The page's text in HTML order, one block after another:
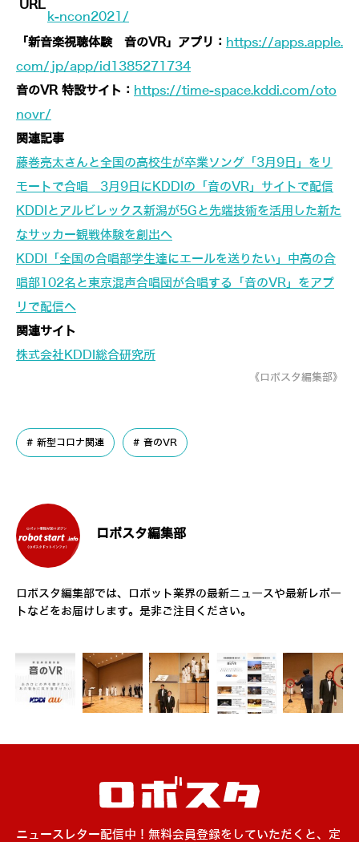
URL
k-ncon2021/
「新音楽視聴体験 音のVR」アプリ： https://apps.apple.
com/jp/app/id1385271734
音のVR 特設サイト： https://time-space.kddi.com/oto
novr/
関連記事
藤巻亮太さんと全国の高校生が卒業ソング「3月9日」をリ
モートで合唱 3月9日にKDDIの「音のVR」サイトで配信
KDDIとアルビレックス新潟が5Gと先端技術を活用した新た
なサッカー観戦体験を創出へ
KDDI「全国の合唱部学生達にエールを送りたい」中高の合
唱部102名と東京混声合唱団が合唱する「音のVR」をアプ
リで配信へ
関連サイト
株式会社KDDI総合研究所
《ロボスタ編集部》
新型コロナ関連 音のVR
ロボスタ編集部
ロボスタ編集部では、ロボット業界の最新ニュースや最新レポー
トなどをお届けします。是非ご注目ください。
ニュースレター配信中！無料会員登録をしていただくと、定